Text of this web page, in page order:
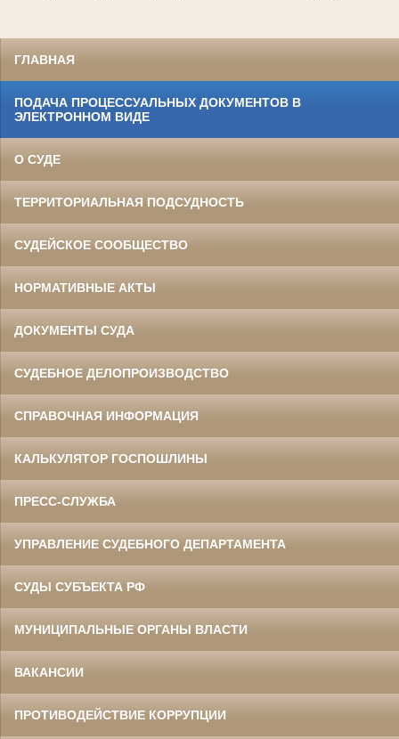
ГЛАВНАЯ
ПОДАЧА ПРОЦЕССУАЛЬНЫХ ДОКУМЕНТОВ В
ЭЛЕКТРОННОМ ВИДЕ
О СУДЕ
ТЕРРИТОРИАЛЬНАЯ ПОДСУДНОСТЬ
СУДЕЙСКОЕ СООБЩЕСТВО
НОРМАТИВНЫЕ АКТЫ
ДОКУМЕНТЫ СУДА
СУДЕБНОЕ ДЕЛОПРОИЗВОДСТВО
СПРАВОЧНАЯ ИНФОРМАЦИЯ
КАЛЬКУЛЯТОР ГОСПОШЛИНЫ
ПРЕСС-СЛУЖБА
УПРАВЛЕНИЕ СУДЕБНОГО ДЕПАРТАМЕНТА
СУДЫ СУБЪЕКТА РФ
МУНИЦИПАЛЬНЫЕ ОРГАНЫ ВЛАСТИ
ВАКАНСИИ
ПРОТИВОДЕЙСТВИЕ КОРРУПЦИИ